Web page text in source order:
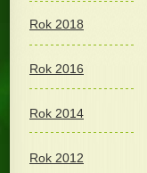
Rok 2018
Rok 2016
Rok 2014
Rok 2012